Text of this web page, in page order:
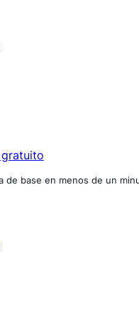
de base en menos de un